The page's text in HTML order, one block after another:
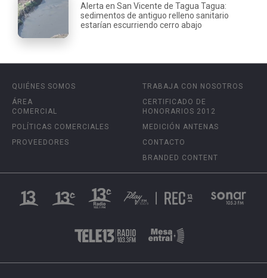
Alerta en San Vicente de Tagua Tagua:
sedimentos de antiguo relleno sanitario
estarían escurriendo cerro abajo
QUIÉNES SOMOS
ÁREA
COMERCIAL
POLÍTICAS COMERCIALES
PROVEEDORES
TRABAJA CON NOSOTROS
CERTIFICADO DE
HONORARIOS 2012
MEDICIÓN ANTENAS
CONTACTO
BRANDED CONTENT